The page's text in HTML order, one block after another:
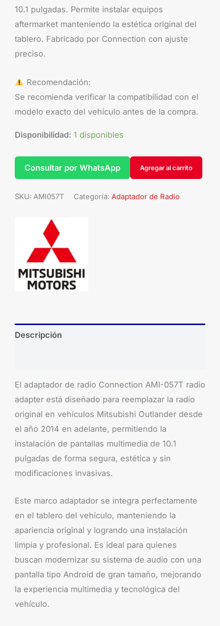
10.1 pulgadas. Permite instalar equipos
aftermarket manteniendo la estética original del
tablero. Fabricado por Connection con ajuste
preciso.
Recomendación:
Se recomienda verificar la compatibilidad con el
modelo exacto del vehículo antes de la compra.
Disponibilidad: 1 disponibles
Agregar al carrito
Consultar por WhatsApp
SKU: AMI057T Categoría: Adaptador de Radio
Descripción
El adaptador de radio Connection AMI-057T radio
adapter está diseñado para reemplazar la radio
original en vehículos Mitsubishi Outlander desde
el año 2014 en adelante, permitiendo la
instalación de pantallas multimedia de 10.1
pulgadas de forma segura, estética y sin
modificaciones invasivas.
Este marco adaptador se integra perfectamente
en el tablero del vehículo, manteniendo la
apariencia original y logrando una instalación
limpia y profesional. Es ideal para quienes
buscan modernizar su sistema de audio con una
pantalla tipo Android de gran tamaño, mejorando
la experiencia multimedia y tecnológica del
vehículo.